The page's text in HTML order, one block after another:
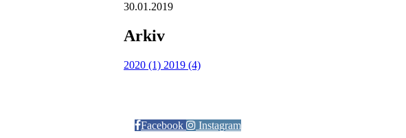
30.01.2019
Arkiv
2020 (1) 2019 (4)
Facebook
Instagram